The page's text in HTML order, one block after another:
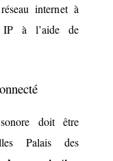
internet à
à l’aide de
sonore doit être
Palais des